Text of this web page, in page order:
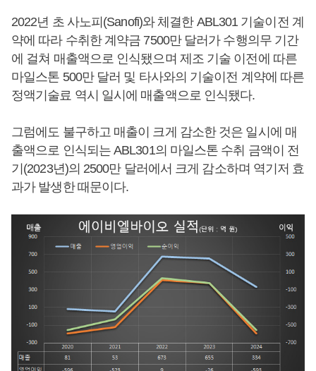
2022년 초 사노피(Sanofi)와 체결한 ABL301 기술이전 계
약에 따라 수취한 계약금 7500만 달러가 수행의무 기간
에 걸쳐 매출액으로 인식됐으며 제조 기술 이전에 따른
마일스톤 500만 달러 및 타사와의 기술이전 계약에 따른
정액기술료 역시 일시에 매출액으로 인식됐다.
그럼에도 불구하고 매출이 크게 감소한 것은 일시에 매
출액으로 인식되는 ABL301의 마일스톤 수취 금액이 전
기(2023년)의 2500만 달러에서 크게 감소하며 역기저 효
과가 발생한 때문이다.